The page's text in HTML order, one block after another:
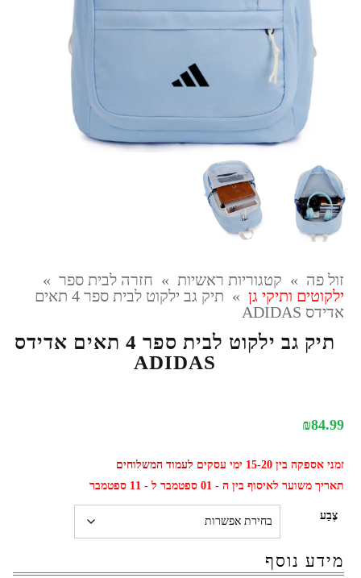
זול פה » קטגוריות ראשיות » חזרה לבית ספר »
ילקוטים ותיקי גן »
תיק גב ילקוט לבית ספר 4 תאים
אדידס ADIDAS
תיק גב ילקוט לבית ספר 4 תאים אדידס
ADIDAS
₪84.99
זמני אספקה בין 15-20 ימי עסקים
לעמוד המשלוחים
תאריך משוער לאיסוף בין ה - 01 ספטמבר ל - 11 ספטמבר
צֶבַע
מידע נוסף